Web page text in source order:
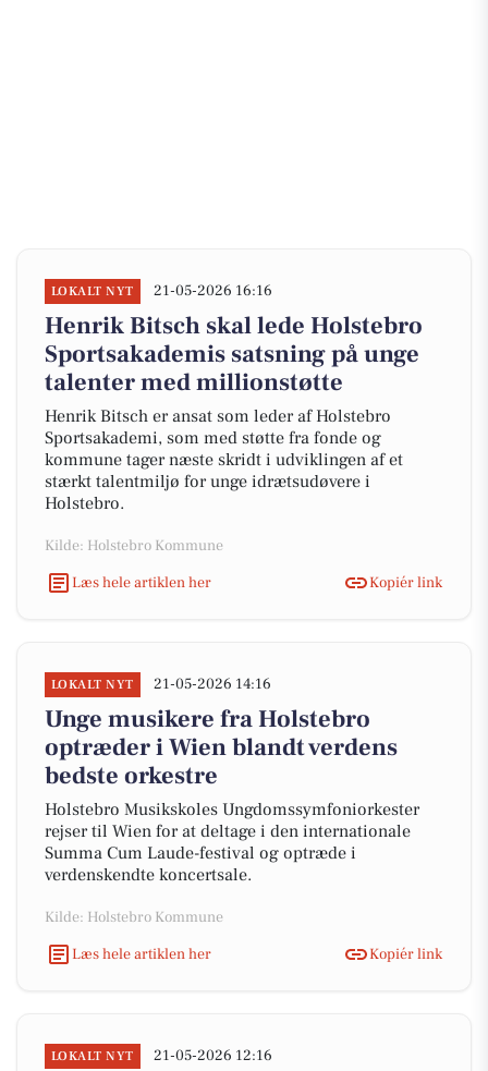
LOKALT NYT 21-05-2026 16:16
Henrik Bitsch skal lede Holstebro
Sportsakademis satsning på unge
talenter med millionstøtte
Henrik Bitsch er ansat som leder af Holstebro
Sportsakademi, som med støtte fra fonde og
kommune tager næste skridt i udviklingen af et
stærkt talentmiljø for unge idrætsudøvere i
Holstebro.
Kilde: Holstebro Kommune
Læs hele artiklen her
Kopiér link
LOKALT NYT 21-05-2026 14:16
Unge musikere fra Holstebro
optræder i Wien blandt verdens
bedste orkestre
Holstebro Musikskoles Ungdomssymfoniorkester
rejser til Wien for at deltage i den internationale
Summa Cum Laude-festival og optræde i
verdenskendte koncertsale.
Kilde: Holstebro Kommune
Læs hele artiklen her
Kopiér link
LOKALT NYT 21-05-2026 12:16